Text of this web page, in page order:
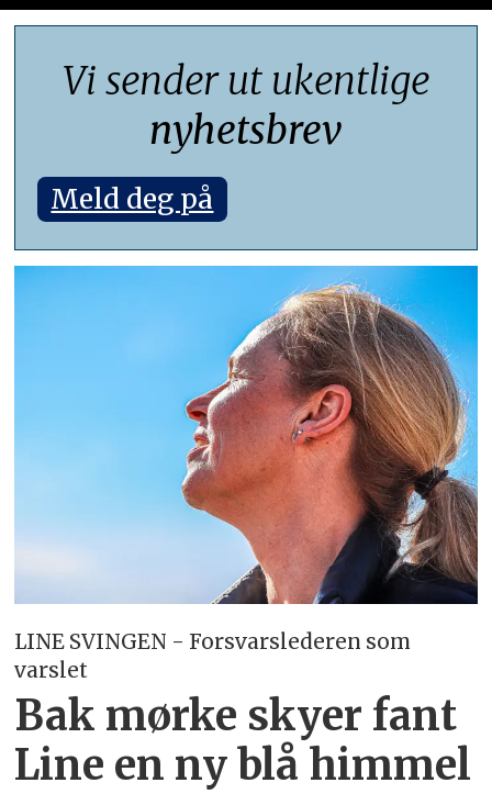
Vi sender ut ukentlige
nyhetsbrev
Meld deg på
LINE SVINGEN - Forsvarslederen som
varslet
Bak mørke skyer fant
Line en ny blå himmel